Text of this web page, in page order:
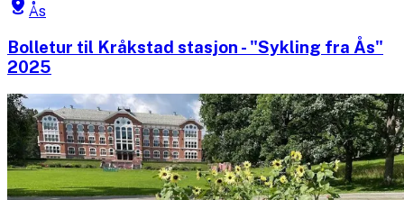
Ås
Bolletur til Kråkstad stasjon - "Sykling fra Ås"
2025